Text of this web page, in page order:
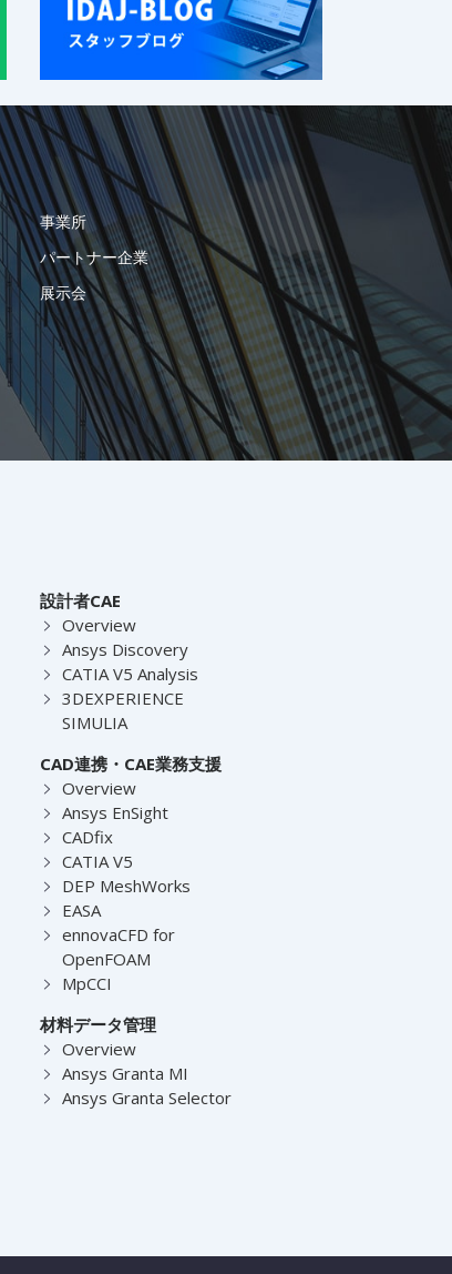
事業所
パートナー企業
展示会
設計者CAE
Overview
Ansys Discovery
CATIA V5 Analysis
3DEXPERIENCE
SIMULIA
CAD連携・CAE業務支援
Overview
Ansys EnSight
CADfix
CATIA V5
DEP MeshWorks
EASA
ennovaCFD for
OpenFOAM
MpCCI
材料データ管理
Overview
Ansys Granta MI
Ansys Granta Selector